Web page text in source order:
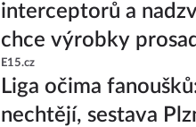
interceptorů a
chce výrobky
E15.cz
Liga očima
nechtějí, sestava